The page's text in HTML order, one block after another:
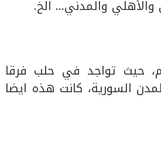
حيث تواجد في حلب فرقا
السورية، كانت هذه ايضا